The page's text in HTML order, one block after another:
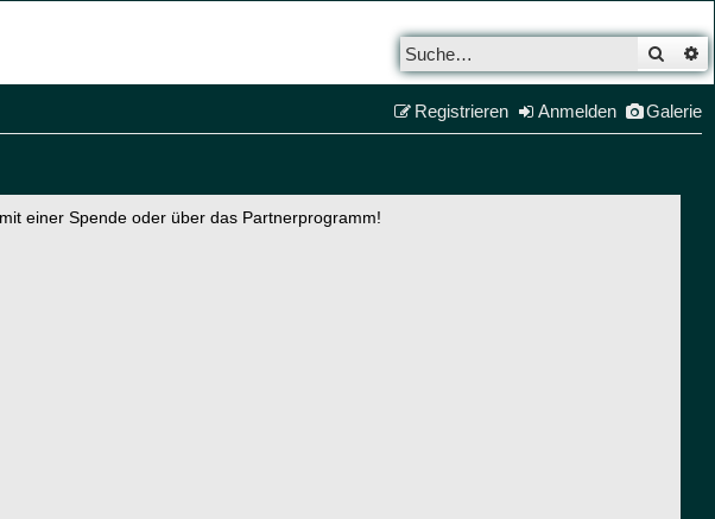
Galerie
Anmelden
Registrieren
mit einer Spende oder über das Partnerprogramm!